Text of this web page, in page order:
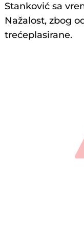
Stanković sa
Nažalost, zbog
trećeplasirane.